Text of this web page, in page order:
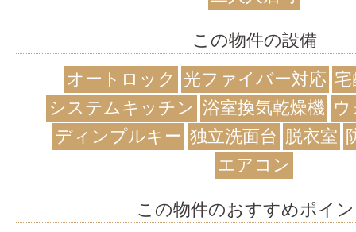
この物件の設備
オートロック
光ファイバー対応
システムキッチン 浴室換気乾燥機
ディンプルキー 独立洗面台 脱衣室
エアコン
この物件のおすすめポイ